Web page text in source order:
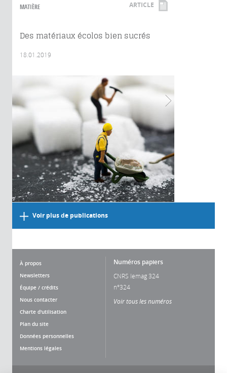
MATIÈRE ARTICLE
Des matériaux écolos bien sucrés
18.01.2019
Voir plus de publications
À propos
Newsletters
Équipe / crédits
Nous contacter
Charte d'utilisation
Plan du site
Données personnelles
Mentions légales
Numéros papiers
CNRS lemag 324
n°324
Voir tous les numéros